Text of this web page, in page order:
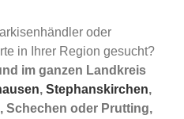
oder
in Ihrer Region gesucht?
im ganzen Landkreis
, Stephanskirchen,
, Schechen oder Prutting,